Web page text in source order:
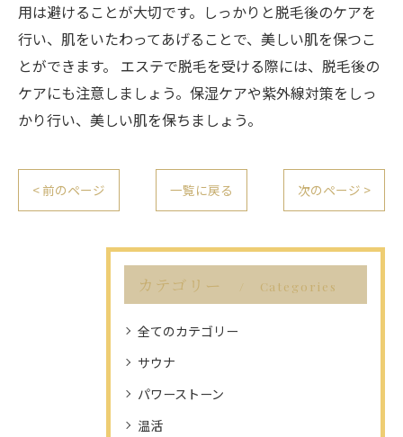
用は避けることが大切です。しっかりと脱毛後のケアを
行い、肌をいたわってあげることで、美しい肌を保つこ
とができます。 エステで脱毛を受ける際には、脱毛後の
ケアにも注意しましょう。保湿ケアや紫外線対策をしっ
かり行い、美しい肌を保ちましょう。
< 前のページ 一覧に戻る 次のページ >
カテゴリー Categories
全てのカテゴリー
サウナ
パワーストーン
温活